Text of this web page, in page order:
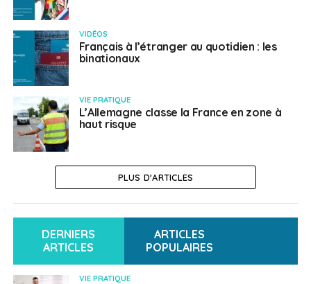
VIDÉOS
Français à l’étranger au quotidien : les
binationaux
VIE PRATIQUE
L’Allemagne classe la France en zone à
haut risque
PLUS D'ARTICLES
DERNIERS
ARTICLES
ARTICLES
POPULAIRES
VIE PRATIQUE